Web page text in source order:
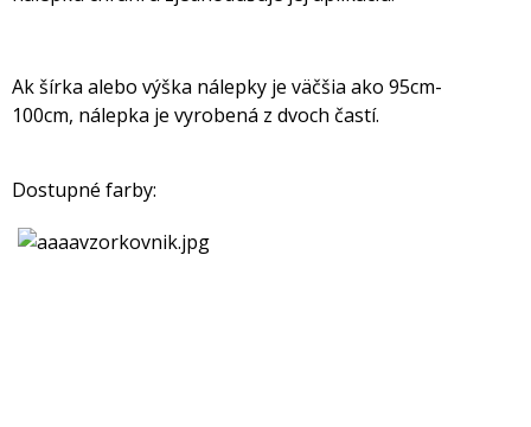
Ak šírka alebo výška nálepky je väčšia ako 95cm-
100cm, nálepka je vyrobená z dvoch častí.
Dostupné farby: